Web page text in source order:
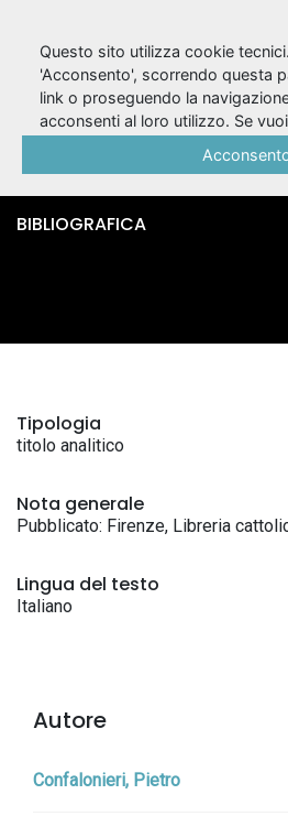
BIBLIOGRAFICA
Tipologia
titolo analitico
Nota generale
Pubblicato: Firenze, Libreria
Lingua del testo
Italiano
Autore
Confalonieri, Pietro
Questo sito utilizza cookie
'Acconsento', scorrendo questa
link o proseguendo la
acconsenti al loro utilizzo. Se